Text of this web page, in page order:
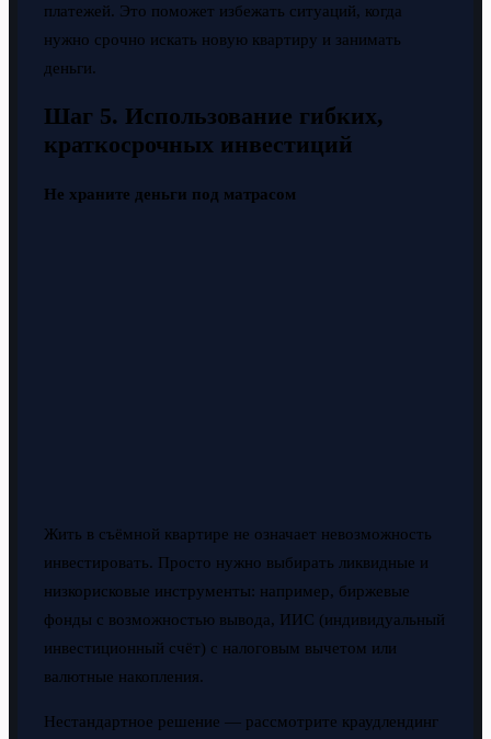
платежей. Это поможет избежать ситуаций, когда
нужно срочно искать новую квартиру и занимать
деньги.
Шаг 5. Использование гибких,
краткосрочных инвестиций
Не храните деньги под матрасом
Жить в съёмной квартире не означает невозможность
инвестировать. Просто нужно выбирать ликвидные и
низкорисковые инструменты: например, биржевые
фонды с возможностью вывода, ИИС (индивидуальный
инвестиционный счёт) с налоговым вычетом или
валютные накопления.
Нестандартное решение — рассмотрите краудлендинг